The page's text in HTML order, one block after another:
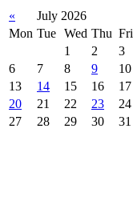
« July 2026
Mon Tue Wed Thu Fri
1
2 3
6
7 8 9 10
13
14 15 16 17
20
21 22 23 24
27
28 29 30 31